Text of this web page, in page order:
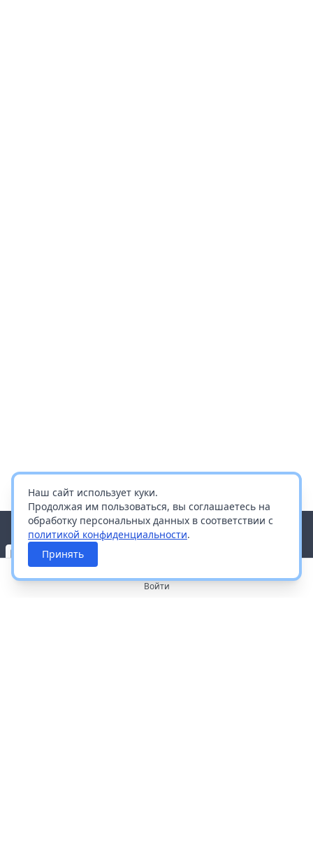
Наш сайт использует куки.
Продолжая им пользоваться, вы соглашаетесь на
обработку персональных данных в соответствии с
политикой конфиденциальности.
Принять
Войти